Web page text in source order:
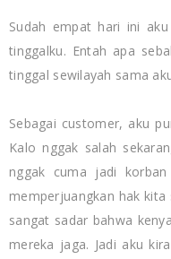
Sudah empat hari ini
tinggalku. Entah apa
tinggal sewilayah sama
Sebagai customer, aku
Kalo nggak salah
nggak cuma jadi
memperjuangkan hak kita
sangat sadar bahwa
mereka jaga. Jadi aku